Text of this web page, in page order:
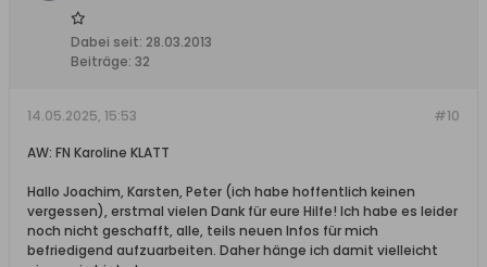
Dabei seit: 28.03.2013
Beiträge: 32
#10
14.05.2025, 15:53
AW: FN Karoline KLATT
Hallo Joachim, Karsten, Peter (ich habe hoffentlich keinen
vergessen), erstmal vielen Dank für eure Hilfe! Ich habe es leider
noch nicht geschafft, alle, teils neuen Infos für mich
befriedigend aufzuarbeiten. Daher hänge ich damit vielleicht